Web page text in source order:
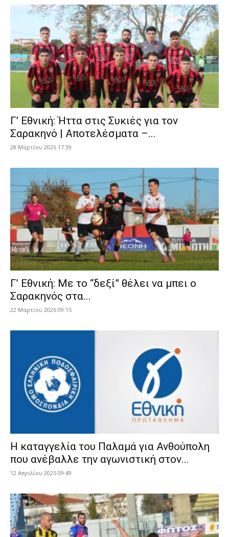
Γ’ Εθνική: Ήττα στις Συκιές για τον
Σαρακηνό | Αποτελέσματα –...
28 Μαρτίου 2026 17:39
Γ’ Εθνική: Με το “δεξί” θέλει να μπει ο
Σαρακηνός στα...
22 Μαρτίου 2026 09:15
Η καταγγελία του Παλαμά για Ανθούπολη
που ανέβαλλε την αγωνιστική στον...
12 Απριλίου 2025 09:49